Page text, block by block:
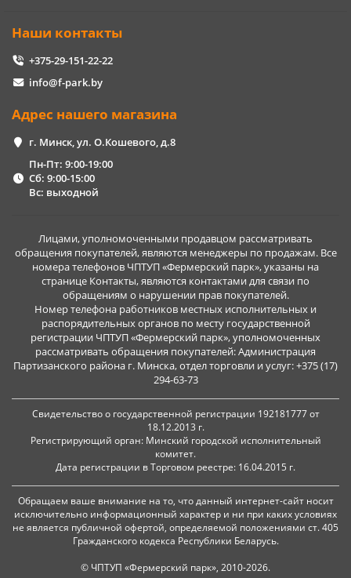
Наши контакты
+375-29-151-22-22
info@f-park.by
Адрес нашего магазина
г. Минск, ул. О.Кошевого, д.8
Пн-Пт: 9:00-19:00
Сб: 9:00-15:00
Вс: выходной
Лицами, уполномоченными продавцом рассматривать
обращения покупателей, являются менеджеры по продажам. Все
номера телефонов ЧПТУП «Фермерский парк», указаны на
странице Контакты, являются контактами для связи по
обращениям о нарушении прав покупателей.
Номер телефона работников местных исполнительных и
распорядительных органов по месту государственной
регистрации ЧПТУП «Фермерский парк», уполномоченных
рассматривать обращения покупателей: Администрация
Партизанского района г. Минска, отдел торговли и услуг: +375 (17)
294-63-73
Свидетельство о государственной регистрации 192181777 от
18.12.2013 г.
Регистрирующий орган: Минский городской исполнительный
комитет.
Дата регистрации в Торговом реестре: 16.04.2015 г.
Обращаем ваше внимание на то, что данный интернет-сайт носит
исключительно информационный характер и ни при каких условиях
не является публичной офертой, определяемой положениями ст. 405
Гражданского кодекса Республики Беларусь.
© ЧПТУП «Фермерский парк», 2010-2026.